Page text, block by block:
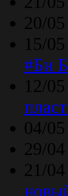
20/
15/
#Би
12/
04/
29/
21/